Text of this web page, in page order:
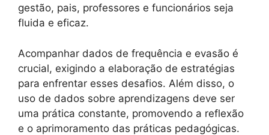
gestão, pais, professores e funcionários seja
fluida e eficaz.
Acompanhar dados de frequência e evasão é
crucial, exigindo a elaboração de estratégias
para enfrentar esses desafios. Além disso, o
uso de dados sobre aprendizagens deve ser
uma prática constante, promovendo a reflexão
e o aprimoramento das práticas pedagógicas.